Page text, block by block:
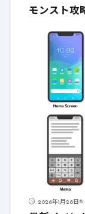
モンスト攻
2026年1月28日 8